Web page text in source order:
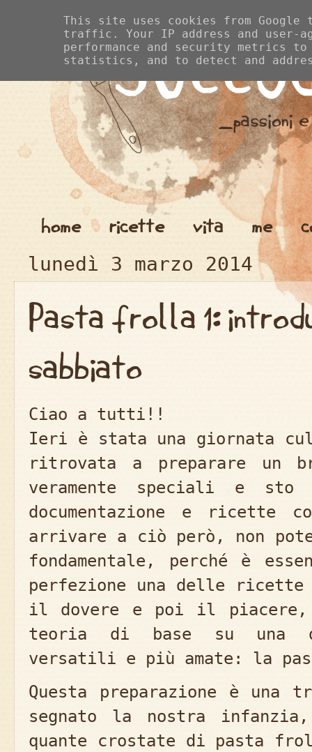
home ricette vita me
lunedì 3 marzo 2014
Pasta frolla 1:
sabbiato
Ciao a tutti!!
Ieri è stata una giornata
ritrovata a preparare un
veramente speciali e
documentazione e ricette
arrivare a ciò però, non
fondamentale, perché è
perfezione una delle ricette
il dovere e poi il
teoria di base su una
versatili e più amate: la
Questa preparazione è una
segnato la nostra
quante crostate di pasta
This site uses cookies from
traffic. Your IP address and user-
performance and security metrics
statistics, and to detect and